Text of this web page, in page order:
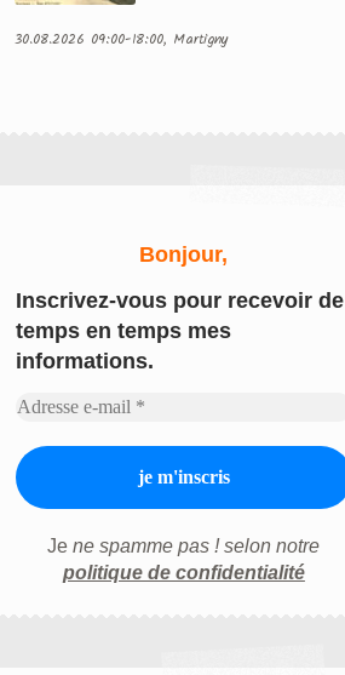
30.08.2026 09:00-18:00, Martigny
Bonjour,
Inscrivez-vous pour recevoir de
temps en temps mes
informations.
Je ne spamme pas ! selon notre
politique de confidentialité